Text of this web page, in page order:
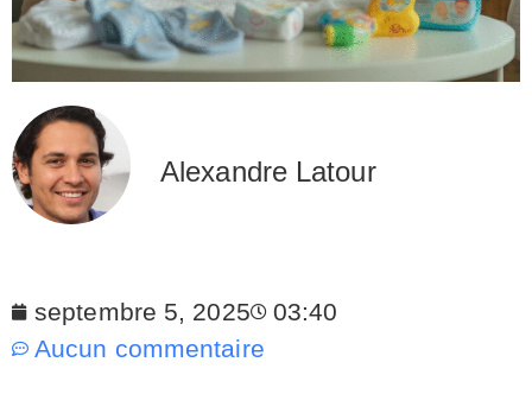
Alexandre Latour
septembre 5, 2025
03:40
Aucun commentaire